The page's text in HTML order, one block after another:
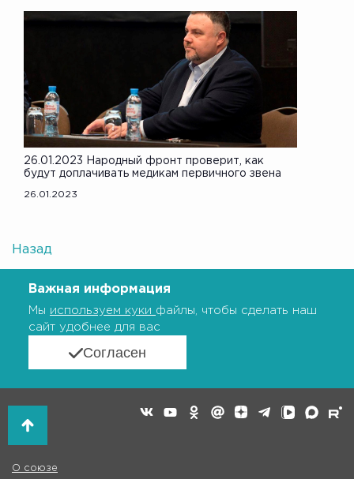
26.01.2023 Народный фронт проверит, как
будут доплачивать медикам первичного звена
26.01.2023
Назад
Важная информация
Мы используем куки файлы, чтобы сделать наш
сайт удобнее для вас
Согласен
О союзе